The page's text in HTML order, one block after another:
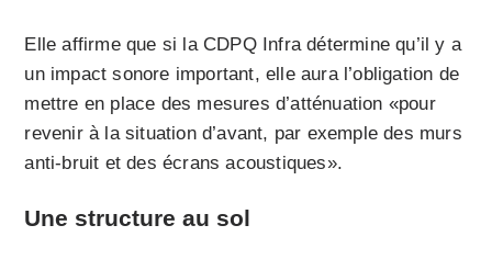
Elle affirme que si la CDPQ Infra détermine qu’il y a
un impact sonore important, elle aura l’obligation de
mettre en place des mesures d’atténuation «pour
revenir à la situation d’avant, par exemple des murs
anti-bruit et des écrans acoustiques».
Une structure au sol